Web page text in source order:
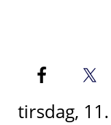
tirsdag,